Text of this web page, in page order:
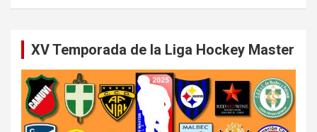
XV Temporada de la Liga Hockey Master